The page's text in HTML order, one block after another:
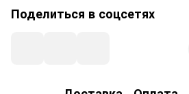
Поделиться в соцсетях